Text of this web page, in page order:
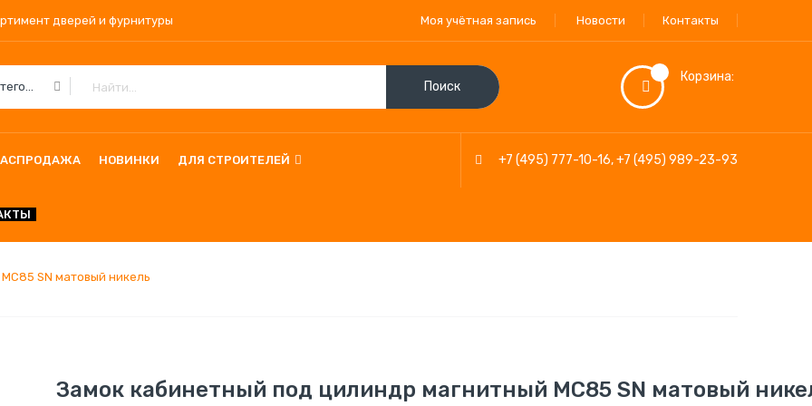
дверей и фурнитуры Моя учётная запись Новости Контакты
Корзина:
Все Категории Поиск
НОВИНКИ ДЛЯ СТРОИТЕЛЕЙ +7 (495) 777-10-16,+7 (495) 989-23-93
SN матовый никель
Замок кабинетный под цилиндр магнитный MС85 SN матовый